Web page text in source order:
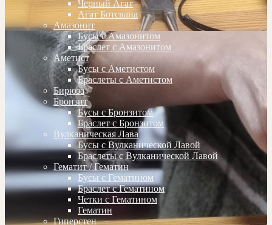
Черный Агат
Агат Ботсвана
Амазонит
Бусы с Амазонитом
Браслет с Амазонитом
Аметист
Бусы с Аметистом
Браслеты с Аметистом
Бирюза
Бронзит
Бусы с Бронзитом
Браслет с Бронзитом
Вулканическая Лава
Бусы с Вулканической Лавой
Браслеты с Вулканической Лавой
Гематит / Гематин
Бусы с Гематином
Браслет с Гематином
Четки с Гематином
Гематин
Гиперстен